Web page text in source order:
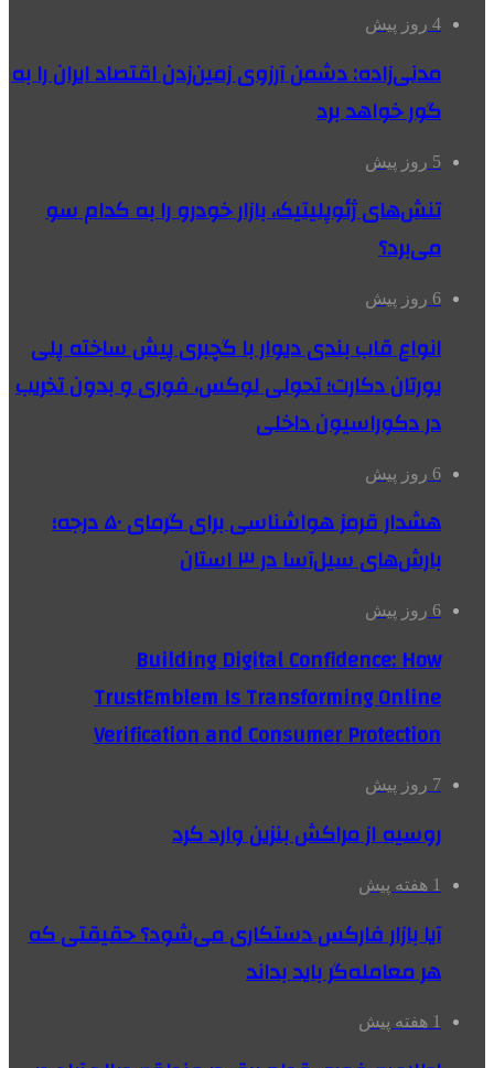
4 روز پیش
مدنی‌زاده: دشمن آرزوی زمین‌زدن اقتصاد ایران را به
گور خواهد برد
5 روز پیش
تنش‌های ژئوپلیتیک، بازار خودرو را به کدام سو
می‌برد؟
6 روز پیش
انواع قاب بندی دیوار با گچبری پیش ساخته پلی
یورتان دکارت؛ تحولی لوکس، فوری و بدون تخریب
در دکوراسیون داخلی
6 روز پیش
هشدار قرمز هواشناسی برای گرمای ۵۰ درجه؛
بارش‌های سیل‌آسا در ۳ استان
6 روز پیش
Building Digital Confidence: How
TrustEmblem Is Transforming Online
Verification and Consumer Protection
7 روز پیش
روسیه از مراکش بنزین وارد کرد
1 هفته پیش
آیا بازار فارکس دستکاری می‌شود؟ حقیقتی که
هر معامله‌گر باید بداند
1 هفته پیش